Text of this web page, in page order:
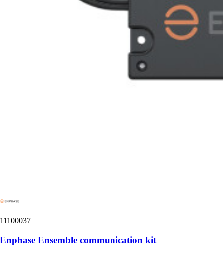
11100037
Enphase Ensemble communication kit